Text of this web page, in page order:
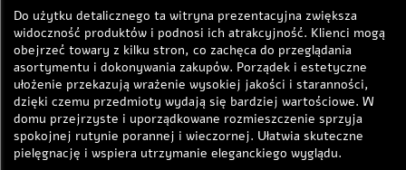
Do użytku detalicznego ta witryna prezentacyjna zwiększa
widoczność produktów i podnosi ich atrakcyjność. Klienci mogą
obejrzeć towary z kilku stron, co zachęca do przeglądania
asortymentu i dokonywania zakupów. Porządek i estetyczne
ułożenie przekazują wrażenie wysokiej jakości i staranności,
dzięki czemu przedmioty wydają się bardziej wartościowe. W
domu przejrzyste i uporządkowane rozmieszczenie sprzyja
spokojnej rutynie porannej i wieczornej. Ułatwia skuteczne
pielęgnację i wspiera utrzymanie eleganckiego wyglądu.